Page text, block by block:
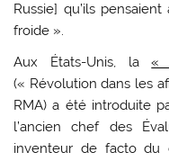
Russie] qu’ils
froide ».
Aux États-Unis, la«
(« Révolution dans les
RMA) a été introduite
l’ancien chef des
inventeur de facto du